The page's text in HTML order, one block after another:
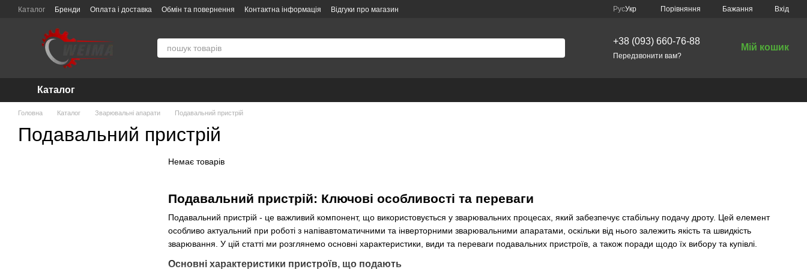
Перейти до основного контенту
Каталог Бренди Оплата і доставка Обмін та повернення Контактна інформація
Відгуки про магазин
Гарантія та сервісне обслуговування
РусУкр Порівняння Бажання Вхід
+38 (093) 660-76-88
Передзвонити вам?
Мій кошик
Каталог
Головна Каталог Зварювальні апарати Подавальний пристрій
Подавальний пристрій
Подавальний пристрій: Ключові особливості та переваги
Подавальний пристрій - це важливий компонент, що використовується у зварювальних процесах, який забезпечує стабільну подачу дроту. Цей елемент
особливо актуальний при роботі з напівавтоматичними та інверторними зварювальними апаратами, оскільки від нього залежить якість та швидкість
зварювання. У цій статті ми розглянемо основні характеристики, види та переваги подавальних пристроїв, а також поради щодо їх вибору та купівлі.
Основні характеристики пристроїв, що подають
Немає товарів